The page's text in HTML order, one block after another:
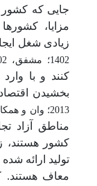
جایی که کشور
مزایا،
زیادی شغل
1402؛ مشفق، 1402؛ پنگ و فی، 2017)
کنند و با
بخشیدن
2013؛
وان و همکاران، 2014؛
مناطق آزاد
کشور هستند،
تولید ارائه
معاف هستند.